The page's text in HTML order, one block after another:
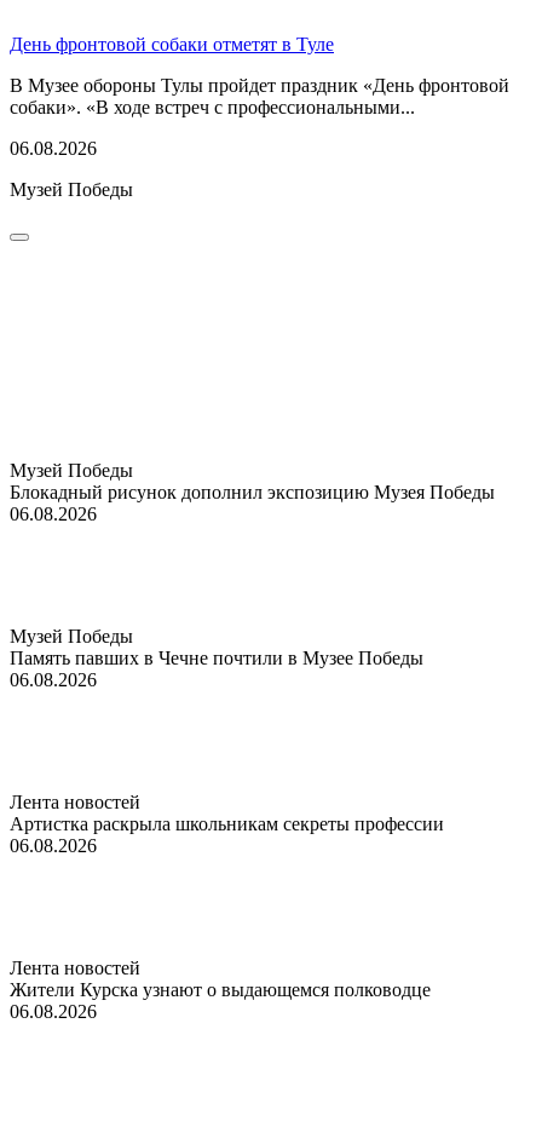
День фронтовой собаки отметят в Туле
В Музее обороны Тулы пройдет праздник «День фронтовой
собаки». «В ходе встреч с профессиональными...
06.08.2026
Музей Победы
Музей Победы
Блокадный рисунок дополнил экспозицию Музея Победы
06.08.2026
Музей Победы
Память павших в Чечне почтили в Музее Победы
06.08.2026
Лента новостей
Артистка раскрыла школьникам секреты профессии
06.08.2026
Лента новостей
Жители Курска узнают о выдающемся полководце
06.08.2026